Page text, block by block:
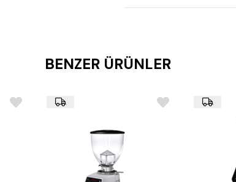
Devir Sayısı:3.000 –
Renk Seçenekleri:
BENZER ÜRÜNLER